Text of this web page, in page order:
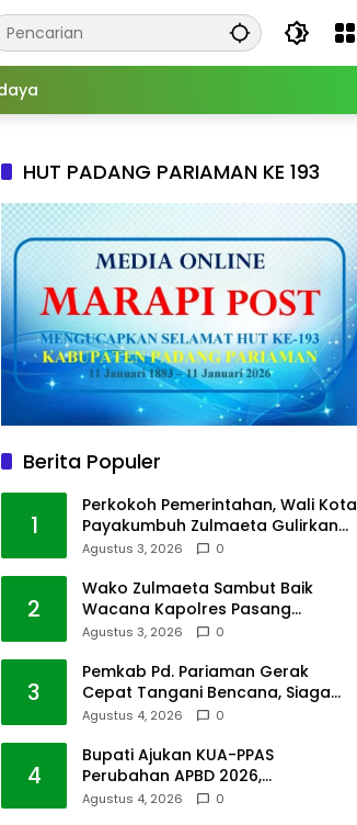
HUT PADANG PARIAMAN KE 193
Berita Populer
1
Perkokoh Pemerintahan, Wali Kota
Payakumbuh Zulmaeta Gulirkan
Jabatan
Agustus 3, 2026 0
2
Wako Zulmaeta Sambut Baik
Wacana Kapolres Pasang
Kamera Pantau Lalin
Agustus 3, 2026 0
3
Pemkab Pd. Pariaman Gerak
Cepat Tangani Bencana, Siaga
Cuaca Ekstrem
Agustus 4, 2026 0
4
Bupati Ajukan KUA-PPAS
Perubahan APBD 2026,
Pendapatan Pasbar Naik 15
Agustus 4, 2026 0